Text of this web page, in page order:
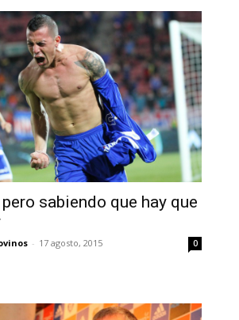
sabiendo que hay que
- 17 agosto, 2015 0